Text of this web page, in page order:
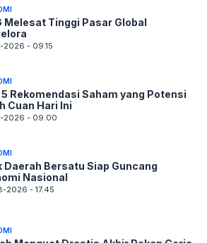
Melesat Tinggi Pasar Global
2026 - 09.15
Rekomendasi Saham yang Potensi
Cuan Hari Ini
2026 - 09.00
Daerah Bersatu Siap Guncang
Nasional
2026 - 17.45